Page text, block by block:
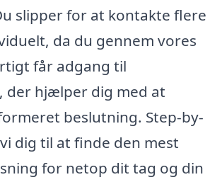
slipper for at kontakte flere
da du gennem vores
får adgang til
der hjælper dig med at
beslutning. Step-by-
dig til at finde den mest
for netop dit tag og din